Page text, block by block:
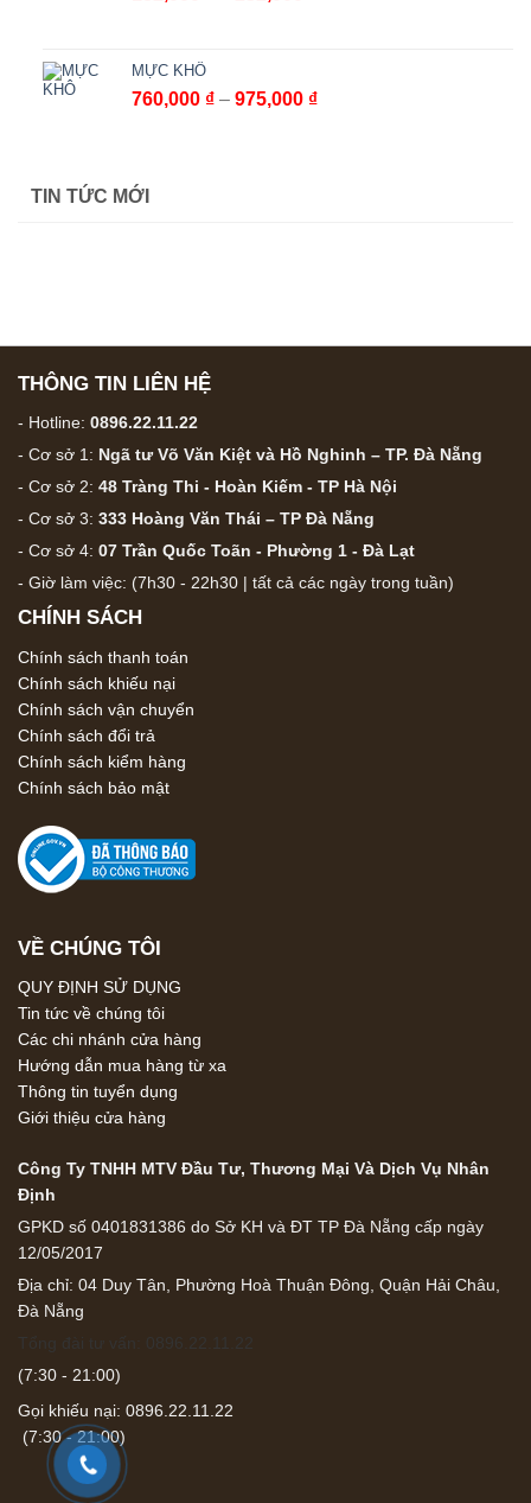
đến
MỰC KHÔ
760,000 ₫ – 975,000 ₫Khoảng
TIN TỨC MỚI
THÔNG TIN LIÊN HỆ
- Hotline: 0896.22.11.22
- Cơ sở 1: Ngã tư Võ Văn Kiệt và Hồ Nghinh – TP. Đà Nẵng
- Cơ sở 2: 48 Tràng Thi - Hoàn Kiếm - TP Hà Nội
- Cơ sở 3: 333 Hoàng Văn Thái – TP Đà Nẵng
- Cơ sở 4: 07 Trần Quốc Toãn - Phường 1 - Đà Lạt
- Giờ làm việc: (7h30 - 22h30 | tất cả các ngày trong tuần)
CHÍNH SÁCH
Chính sách thanh toán
Chính sách khiếu nại
Chính sách vận chuyển
Chính sách đổi trả
Chính sách kiểm hàng
Chính sách bảo mật
VỀ CHÚNG TÔI
QUY ĐỊNH SỬ DỤNG
Tin tức về chúng tôi
Các chi nhánh cửa hàng
Hướng dẫn mua hàng từ xa
Thông tin tuyển dụng
Giới thiệu cửa hàng
Công Ty TNHH MTV Đầu Tư, Thương Mại Và Dịch Vụ Nhân
Định
GPKD số 0401831386 do Sở KH và ĐT TP Đà Nẵng cấp ngày
12/05/2017
Địa chỉ: 04 Duy Tân, Phường Hoà Thuận Đông, Quận Hải Châu,
Đà Nẵng
Tổng đài tư vấn: 0896.22.11.22
(7:30 - 21:00)
Gọi khiếu nại: 0896.22.11.22
(7:30 - 21:00)